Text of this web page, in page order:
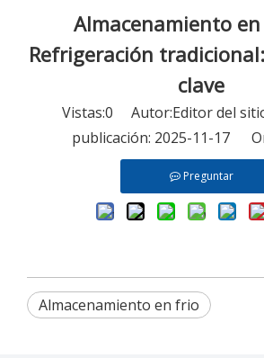
Almacenamiento
Refrigeración
clave
Vistas:0 Autor:Editor del
publicación: 2025-11-17
Preguntar
Almacenamiento en frio